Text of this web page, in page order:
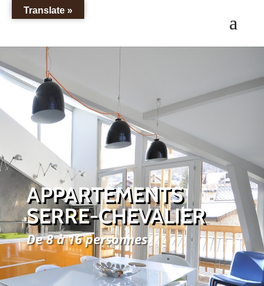
APPARTEMENTS
SERRE-CHEVALIER
De 8 à 16 personnes
Translate »